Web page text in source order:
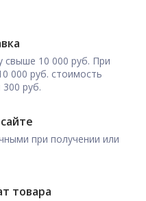
свыше 10 000 руб. При
000 руб. стоимость
300 руб.
при получении или
товара